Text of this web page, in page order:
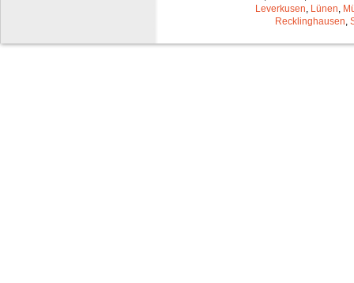
Leverkusen, Lünen,
Recklinghausen,